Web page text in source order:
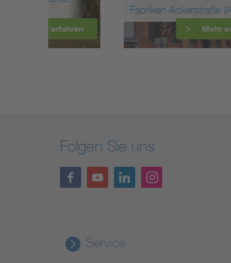
Fabriken Ackerstraße (AEG)
Mehr erfahren
Folgen Sie uns
Service